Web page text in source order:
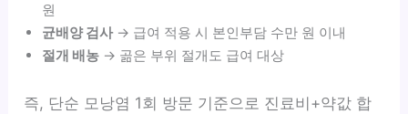
원
균배양 검사→ 급여 적용 시 본인부담 수만 원 이내
절개 배농 → 곪은 부위 절개도 급여 대상
즉, 단순 모낭염 1회 방문 기준으로 진료비+약값 합